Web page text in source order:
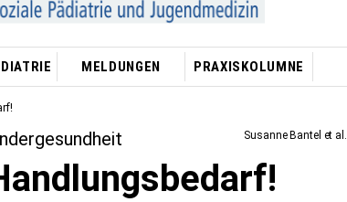
MELDUNGEN PRAXISKOLUMNE
Susanne Bantel et al.